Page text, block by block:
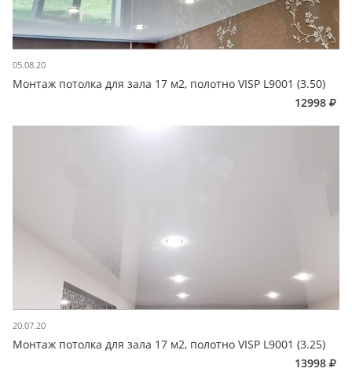
05.08.20
Монтаж потолка для зала 17 м2, полотно VISP L9001 (3.50)
12998
20.07.20
Монтаж потолка для зала 17 м2, полотно VISP L9001 (3.25)
13998